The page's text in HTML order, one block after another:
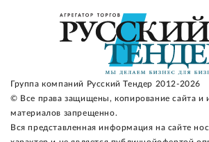
Группа компаний Русский Тендер 2012-2026
© Все права защищены, копирование сайта и
материалов запрещенно.
Вся представленная информация на сайте